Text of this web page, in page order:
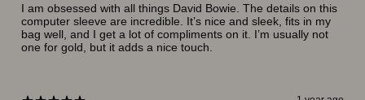
I am obsessed with all things David Bowie. The details on this
computer sleeve are incredible. It’s nice and sleek, fits in my
bag well, and I get a lot of compliments on it. I’m usually not
one for gold, but it adds a nice touch.